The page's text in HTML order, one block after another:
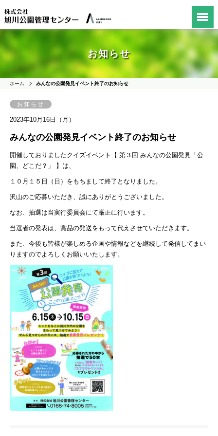
お知らせ
ホーム みんなの公園発見イベント終了のお知らせ
お知らせ
2023年10月16日（月）
みんなの公園発見イベント終了のお知らせ
開催しておりましたクイズイベント
【 第３回 みんなの公園発見「公
園、どこだ？」 】は、
１０月１５日（日）をもちまして終了となりました。
沢山のご応募いただき、誠にありがとうございました。
なお、 抽選は当実行委員会にて厳正に行います。
当選者の発表は、賞品の発送をもって代えさせていただきます。
また、今後も皆様が楽しめる企画や情報などを継続して発信してまい
りますのでよろしくお願いいたします。